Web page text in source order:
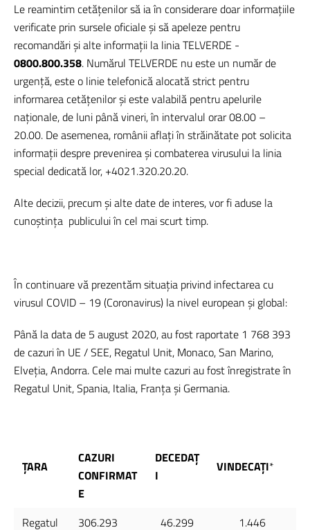
Le reamintim cetățenilor să ia în considerare doar informațiile
verificate prin sursele oficiale și să apeleze pentru
recomandări și alte informații la linia TELVERDE -
0800.800.358. Numărul TELVERDE nu este un număr de
urgență, este o linie telefonică alocată strict pentru
informarea cetățenilor și este valabilă pentru apelurile
naționale, de luni până vineri, în intervalul orar 08.00 –
20.00. De asemenea, românii aflați în străinătate pot solicita
informații despre prevenirea și combaterea virusului la linia
special dedicată lor, +4021.320.20.20.
Alte decizii, precum și alte date de interes, vor fi aduse la
cunoștința publicului în cel mai scurt timp.
În continuare vă prezentăm situația privind infectarea cu
virusul COVID – 19 (Coronavirus) la nivel european și global:
Până la data de 5 august 2020, au fost raportate 1 768 393
de cazuri în UE / SEE, Regatul Unit, Monaco, San Marino,
Elveția, Andorra. Cele mai multe cazuri au fost înregistrate în
Regatul Unit, Spania, Italia, Franţa și Germania.
ŢARA
CAZURI
CONFIRMAT
E
DECEDAȚ
I
VINDECAŢI*
Regatul 306.293 46.299 1.446